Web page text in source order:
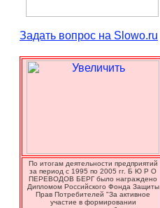
Задать вопрос на Slowo.ru
По итогам деятельности предприятий
за период с 1995 по 2005 гг. Б Ю Р О
ПЕРЕВОДОВ БЕРГ было награждено
Дипломом Российского Фонда Защиты
Прав Потребителей "За активное
участие в формировании